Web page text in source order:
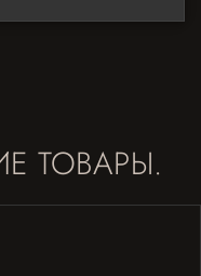
ТОВАРЫ.